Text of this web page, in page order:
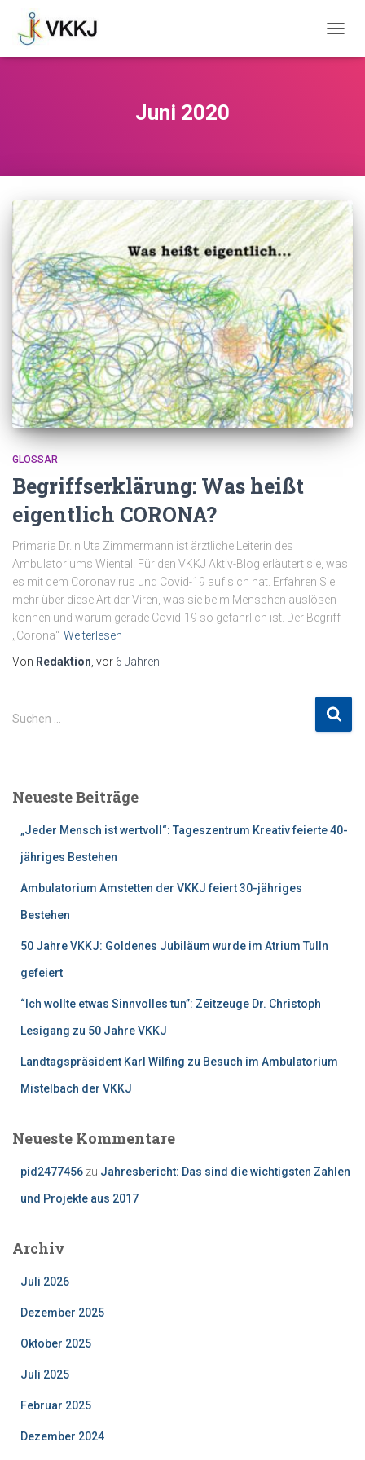
Juni 2020
GLOSSAR
Begriffserklärung: Was heißt
eigentlich CORONA?
Primaria Dr.in Uta Zimmermann ist ärztliche Leiterin des
Ambulatoriums Wiental. Für den VKKJ Aktiv-Blog erläutert sie, was
es mit dem Coronavirus und Covid-19 auf sich hat. Erfahren Sie
mehr über diese Art der Viren, was sie beim Menschen auslösen
können und warum gerade Covid-19 so gefährlich ist. Der Begriff
„Corona“ Weiterlesen
Von Redaktion , vor 6 Jahren
S
u
n
Suchen …
Neueste Beiträge
„Jeder Mensch ist wertvoll“: Tageszentrum Kreativ feierte 40-
jähriges Bestehen
Ambulatorium Amstetten der VKKJ feiert 30-jähriges
Bestehen
50 Jahre VKKJ: Goldenes Jubiläum wurde im Atrium Tulln
gefeiert
“Ich wollte etwas Sinnvolles tun”: Zeitzeuge Dr. Christoph
Lesigang zu 50 Jahre VKKJ
Landtagspräsident Karl Wilfing zu Besuch im Ambulatorium
Mistelbach der VKKJ
Neueste Kommentare
pid2477456 zu Jahresbericht: Das sind die wichtigsten Zahlen
und Projekte aus 2017
Archiv
Juli 2026
Dezember 2025
Oktober 2025
Juli 2025
Februar 2025
Dezember 2024